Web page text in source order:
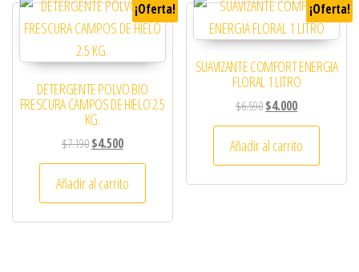
¡Oferta!
DETERGENTE POLVO BIO
FRESCURA CAMPOS DE HIELO 2.5
KG.
$7.190El precio original era: $7.190.
$4.500El precio actual es: $4.500.
Añadir al carrito
¡Oferta!
SUAVIZANTE COMFORT ENERGIA
FLORAL 1 LITRO
$6.590El precio original era:
$4.000El precio
Añadir al carrito